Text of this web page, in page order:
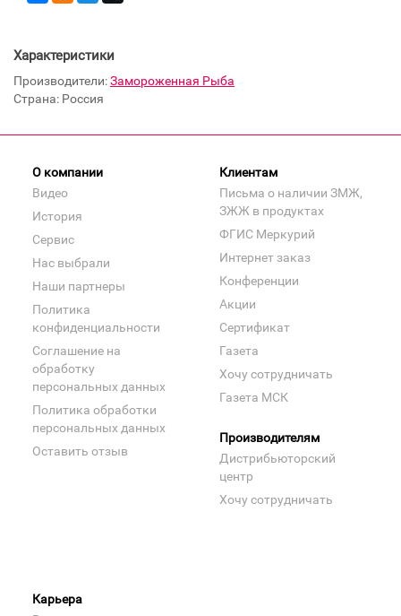
Характеристики
Производители:Замороженная Рыба
Страна: Россия
О компании
Видео
История
Сервис
Нас выбрали
Наши партнеры
Политика
конфиденциальности
Соглашение на
обработку
персональных данных
Политика обработки
персональных данных
Оставить отзыв
Клиентам
Письма о наличии ЗМЖ,
ЗЖЖ в продуктах
ФГИС Меркурий
Интернет заказ
Конференции
Акции
Сертификат
Газета
Хочу сотрудничать
Газета МСК
Производителям
Дистрибьюторский
центр
Хочу сотрудничать
Карьера